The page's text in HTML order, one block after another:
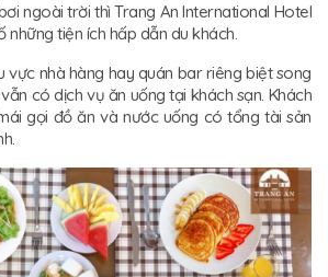
ngoài trời thì Trang An International Hotel
tiện ích hấp dẫn du khách.
vực nhà hàng hay quán bar riêng biệt song
có dịch vụ ăn uống tại khách sạn. Khách
gọi đồ ăn và nước uống có tổng tài sản